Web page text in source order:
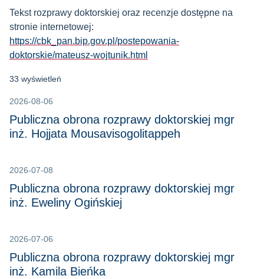
Tekst rozprawy doktorskiej oraz recenzje dostępne na
stronie internetowej:
https://cbk_pan.bip.gov.pl/postepowania-
doktorskie/mateusz-wojtunik.html
33 wyświetleń
2026-08-06
Publiczna obrona rozprawy doktorskiej mgr
inż. Hojjata Mousavisogolitappeh
2026-07-08
Publiczna obrona rozprawy doktorskiej mgr
inż. Eweliny Ogińskiej
2026-07-06
Publiczna obrona rozprawy doktorskiej mgr
inż. Kamila Bieńka